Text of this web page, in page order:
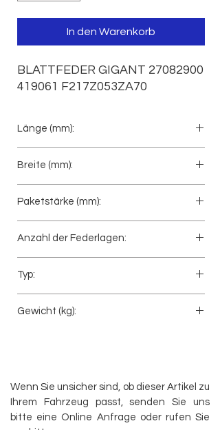
In den Warenkorb
BLATTFEDER GIGANT 27082900
419061 F217Z053ZA70
Länge (mm):
Breite (mm):
Paketstärke (mm):
Anzahl der Federlagen:
Typ:
Gewicht (kg):
Wenn Sie unsicher sind, ob dieser Artikel zu
Ihrem Fahrzeug passt, senden Sie uns
bitte eine Online Anfrage oder rufen Sie